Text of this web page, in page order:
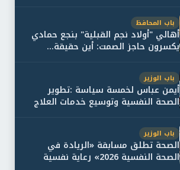
باب المحافظ
أهالي "أولاد نجم القبلية" بنجع حمادي
يكسرون حاجز الصمت: أين حقيقة...
باب الوزير
أيمن عباس لخمسة سياسة :تطوير
الصحة النفسية وتوسيع خدمات العلاج
باب الوزير
الصحة تطلق مسابقة «الريادة في
الصحة النفسية 2026» رعاية نفسية